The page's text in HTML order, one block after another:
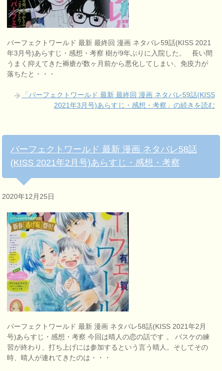
パーフェクトワールド 最新 最終回 漫画 ネタバレ59話(KISS 2021
年3月号)あらすじ・感想・考察 樹が9年ぶりに入院した。 長い間
うまく抑えてきた褥瘡が数ヶ月前から悪化してしまい、免疫力が
落ちたと・・・
「パーフェクトワールド 最新 最終回 漫画 ネタバレ59話(KISS
2021年3月号)あらすじ・感想・考察」の続きを読む
パーフェクトワールド 最新 漫画 ネタバレ58話
(KISS 2021年2月号)あらすじ・感想・考察
2020年12月25日
パーフェクトワールド 最新 漫画 ネタバレ58話(KISS 2021年2月
号)あらすじ・感想・考察 今回は晴人の恋の話です 。 バスケの練
習が終わり、打ち上げには参加するという言う晴人。そしてその
時、晴人が連れてきたのは・・・